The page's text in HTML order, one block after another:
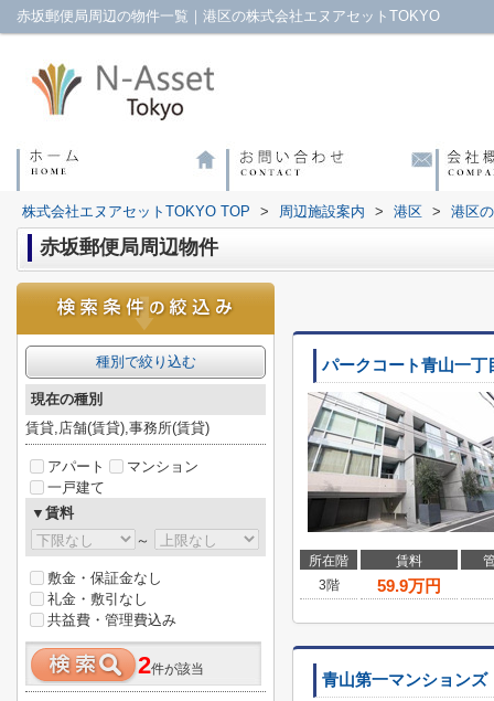
赤坂郵便局周辺の物件一覧｜港区の株式会社エヌアセットTOKYO
株式会社エヌアセットTOKYO TOP > 周辺施設案内 > 港区 > 港区
赤坂郵便局周辺物件
パークコート青山一丁
所在階 賃料
3階
59.9万円
青山第一マンションズ
種別で絞り込む
現在の種別
賃貸,店舗(賃貸),事務所(賃貸)
アパート
マンション
一戸建て
▼賃料
～
敷金・保証金なし
礼金・敷引なし
共益費・管理費込み
2件が該当